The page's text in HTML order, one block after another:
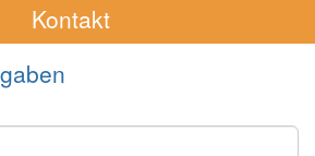
Kontakt